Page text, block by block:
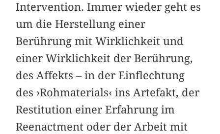
Intervention. Immer wieder geht es
um die Herstellung einer
Berührung mit Wirklichkeit und
einer Wirklichkeit der Berührung,
des Affekts – in der Einflechtung
des ›Rohmaterials‹ ins Artefakt, der
Restitution einer Erfahrung im
Reenactment oder der Arbeit mit